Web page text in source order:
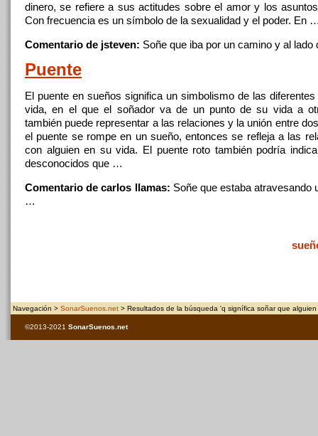
dinero, se refiere a sus actitudes sobreel amor y los
Con frecuencia es un símbolo de la sexualidad y el poder. En
Comentario de jsteven: Soñe que iba por un camino y al
Puente
El puente en sueños significa un simbolismo de las
vida, en el que el soñador vade un puntode su vida a
también puede representar a las relaciones y la unión entre
el puente se rompeen un sueño, entonces se refleja a las
con alguienen su vida. Elpuente roto también podría
desconocidos que …
Comentario de carlos llamas: Soñe queestaba atravesando
…
Navegación > SonarSuenos.net > Resultados de la búsqueda 'q signífica soñar que
©2013-2021 SonarSuenos .net